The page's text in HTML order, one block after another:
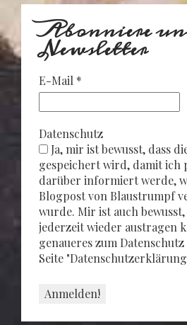
Abonniere
Newsletter
E-Mail *
Datenschutz
Ja, mir ist bewusst, dass
gespeichert wird, damit ich
darüber informiert werde,
Blogpost von Blaustrumpf
wurde. Mir ist auch
jederzeit wieder austragen
genaueres zum
Seite